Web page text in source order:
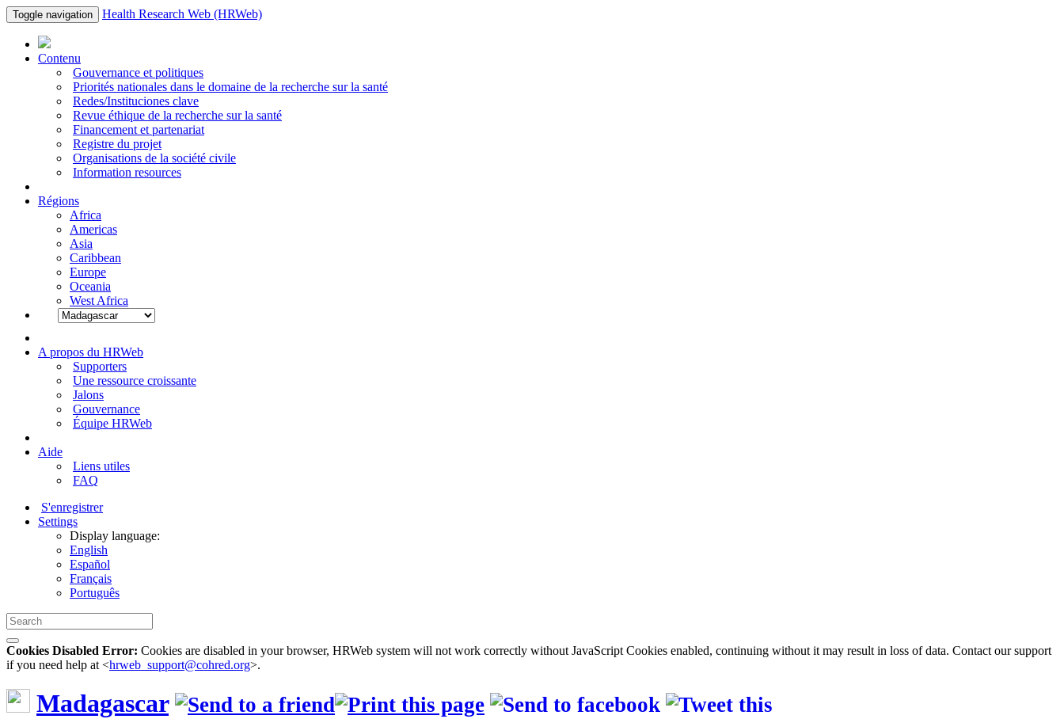
Toggle navigation Health Research Web (HRWeb)
Contenu
Gouvernance et politiques
Priorités nationales dans le domaine de la recherche sur la santé
Redes/Instituciones clave
Revue éthique de la recherche sur la santé
Financement et partenariat
Registre du projet
Organisations de la société civile
Information resources
Régions
Africa
Americas
Asia
Caribbean
Europe
Oceania
West Africa
A propos du HRWeb
Supporters
Une ressource croissante
Jalons
Gouvernance
Équipe HRWeb
Aide
Liens utiles
FAQ
S'enregistrer
Settings
Display language:
English
Español
Français
Português
Cookies Disabled Error: Cookies are disabled in your browser, HRWeb system will not work correctly without JavaScript Cookies enabled, continuing without it may result in loss of data. Contact our support
if you need help at <hrweb_support@cohred.org>.
Madagascar